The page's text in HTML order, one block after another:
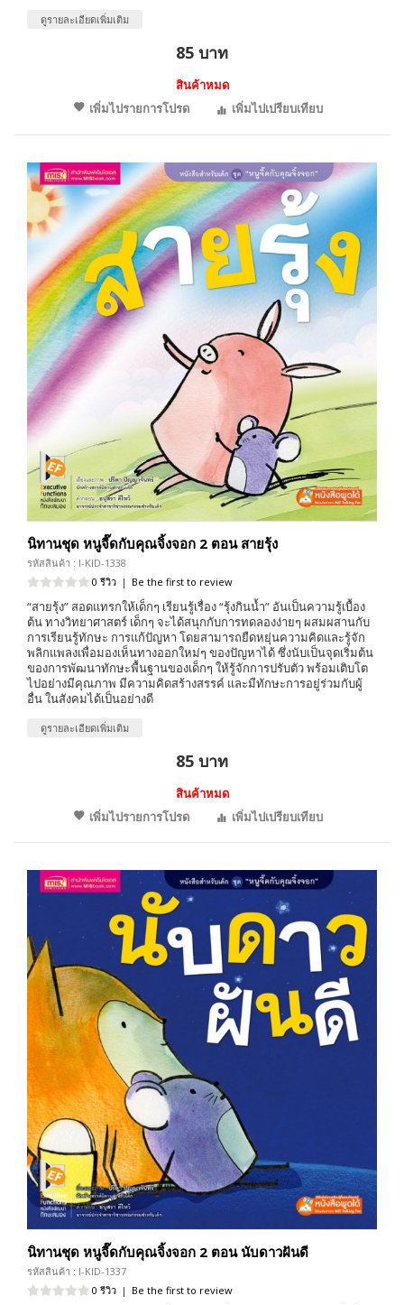
ดูรายละเอียดเพิ่มเติม
85 บาท
สินค้าหมด
เพิ่มไปรายการโปรด
เพิ่มไปเปรียบเทียบ
นิทานชุด หนูจี๊ดกับคุณจิ้งจอก 2 ตอน สายรุ้ง
รหัสสินค้า : I-KID-1338
0 รีวิว | Be the first to review
“สายรุ้ง” สอดแทรกให้เด็กๆ เรียนรู้เรื่อง “รุ้งกินน้ำ” อันเป็นความรู้เบื้อง
ต้น ทางวิทยาศาสตร์ เด็กๆ จะได้สนุกกับการทดลองง่ายๆ ผสมผสานกับ
การเรียนรู้ทักษะ การแก้ปัญหา โดยสามารถยืดหยุ่นความคิดและรู้จัก
พลิกแพลงเพื่อมองเห็นทางออกใหม่ๆ ของปัญหาได้ ซึ่งนับเป็นจุดเริ่มต้น
ของการพัฒนาทักษะพื้นฐานของเด็กๆ ให้รู้จักการปรับตัว พร้อมเติบโต
ไปอย่างมีคุณภาพ มีความคิดสร้างสรรค์ และมีทักษะการอยู่ร่วมกับผู้
อื่น ในสังคมได้เป็นอย่างดี
ดูรายละเอียดเพิ่มเติม
85 บาท
สินค้าหมด
เพิ่มไปรายการโปรด
เพิ่มไปเปรียบเทียบ
นิทานชุด หนูจี๊ดกับคุณจิ้งจอก 2 ตอน นับดาวฝันดี
รหัสสินค้า : I-KID-1337
0 รีวิว | Be the first to review